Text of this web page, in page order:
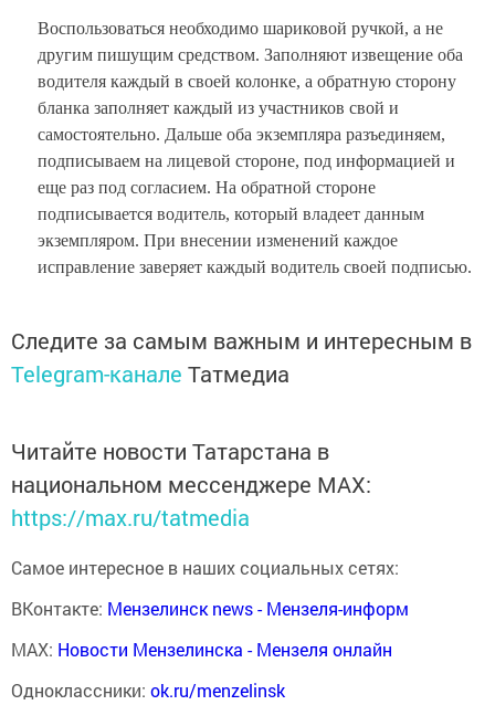
Воспользоваться необходимо шариковой ручкой, а не
другим пишущим средством. Заполняют извещение оба
водителя каждый в своей колонке, а обратную сторону
бланка заполняет каждый из участников свой и
самостоятельно. Дальше оба экземпляра разъединяем,
подписываем на лицевой стороне, под информацией и
еще раз под согласием. На обратной стороне
подписывается водитель, который владеет данным
экземпляром. При внесении изменений каждое
исправление заверяет каждый водитель своей подписью.
Следите за самым важным и интересным в
Telegram-канале Татмедиа
Читайте новости Татарстана в
национальном мессенджере MАХ:
https://max.ru/tatmedia
Самое интересное в наших социальных сетях:
ВКонтакте: Мензелинск news - Мензеля-информ
MAX: Новости Мензелинска - Мензеля онлайн
Одноклассники: ok.ru/menzelinsk